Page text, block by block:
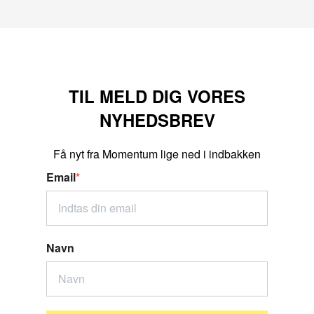
TIL MELD DIG VORES
NYHEDSBREV
Få nyt fra Momentum lige ned i indbakken
Email*
Navn